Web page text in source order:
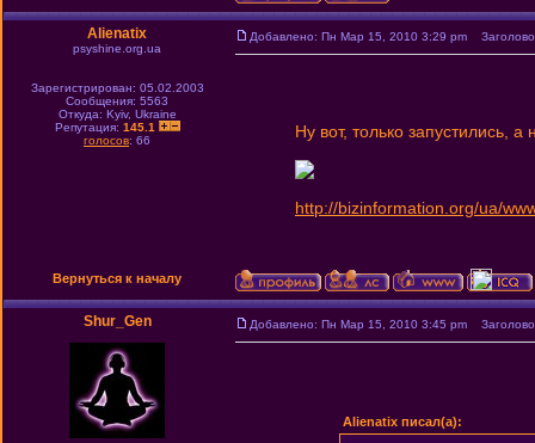
Alienatix
psyshine.org.ua
Зарегистрирован: 05.02.2003
Сообщения: 5563
Откуда: Kyiv, Ukraine
Репутация: 145.1
голосов: 66
Добавлено: Пн Мар 15, 2010 3:29 pm
Ну вот, только запустились,
http://bizinformation.org/ua/
Вернуться к началу
Shur_Gen Добавлено: Пн Мар 15, 2010 3:45 pm
Alienatix писал(а):